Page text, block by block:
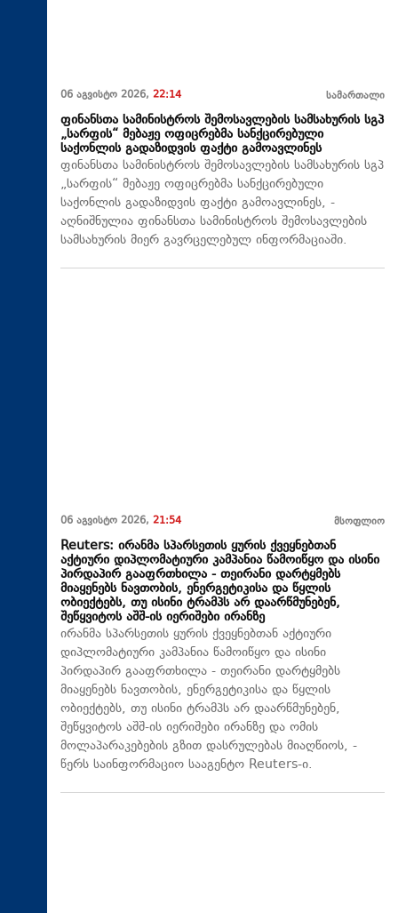
06 აგვისტო 2026, 22:14 სამართალი
ფინანსთა სამინისტროს შემოსავლების სამსახურის სგპ
„სარფის“ მებაჟე ოფიცრებმა სანქცირებული
საქონლის გადაზიდვის ფაქტი გამოავლინეს
ფინანსთა სამინისტროს შემოსავლების სამსახურის სგპ
„სარფის“ მებაჟე ოფიცრებმა სანქცირებული
საქონლის გადაზიდვის ფაქტი გამოავლინეს, -
აღნიშნულია ფინანსთა სამინისტროს შემოსავლების
სამსახურის მიერ გავრცელებულ ინფორმაციაში.
06 აგვისტო 2026, 21:54 მსოფლიო
Reuters: ირანმა სპარსეთის ყურის ქვეყნებთან
აქტიური დიპლომატიური კამპანია წამოიწყო და ისინი
პირდაპირ გააფრთხილა - თეირანი დარტყმებს
მიაყენებს ნავთობის, ენერგეტიკისა და წყლის
ობიექტებს, თუ ისინი ტრამპს არ დაარწმუნებენ,
შეწყვიტოს აშშ-ის იერიშები ირანზე
ირანმა სპარსეთის ყურის ქვეყნებთან აქტიური
დიპლომატიური კამპანია წამოიწყო და ისინი
პირდაპირ გააფრთხილა - თეირანი დარტყმებს
მიაყენებს ნავთობის, ენერგეტიკისა და წყლის
ობიექტებს, თუ ისინი ტრამპს არ დაარწმუნებენ,
შეწყვიტოს აშშ-ის იერიშები ირანზე და ომის
მოლაპარაკებების გზით დასრულებას მიაღწიოს, -
წერს საინფორმაციო სააგენტო Reuters-ი.